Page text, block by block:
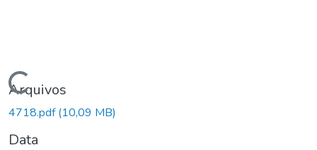
Carregando...
Arquivos
4718.pdf(10,09 MB)
Data